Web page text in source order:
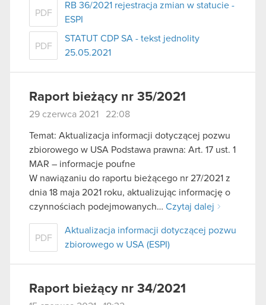
PDF
RB 36/2021 rejestracja zmian w statucie -
ESPI
PDF
STATUT CDP SA - tekst jednolity
25.05.2021
Raport bieżący nr 35/2021
29 czerwca 2021 22:08
Temat: Aktualizacja informacji dotyczącej pozwu
zbiorowego w USA Podstawa prawna: Art. 17 ust. 1
MAR – informacje poufne
W nawiązaniu do raportu bieżącego nr 27/2021 z
dnia 18 maja 2021 roku, aktualizując informację o
czynnościach podejmowanych… Czytaj dalej
PDF
Aktualizacja informacji dotyczącej pozwu
zbiorowego w USA (ESPI)
Raport bieżący nr 34/2021